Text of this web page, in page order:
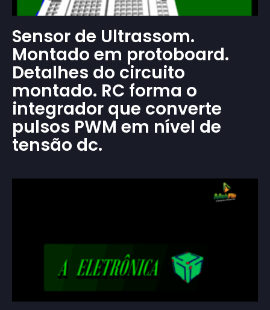
Sensor de Ultrassom.
Montado em protoboard.
Detalhes do circuito
montado. RC forma o
integrador que converte
pulsos PWM em nível de
tensão dc.